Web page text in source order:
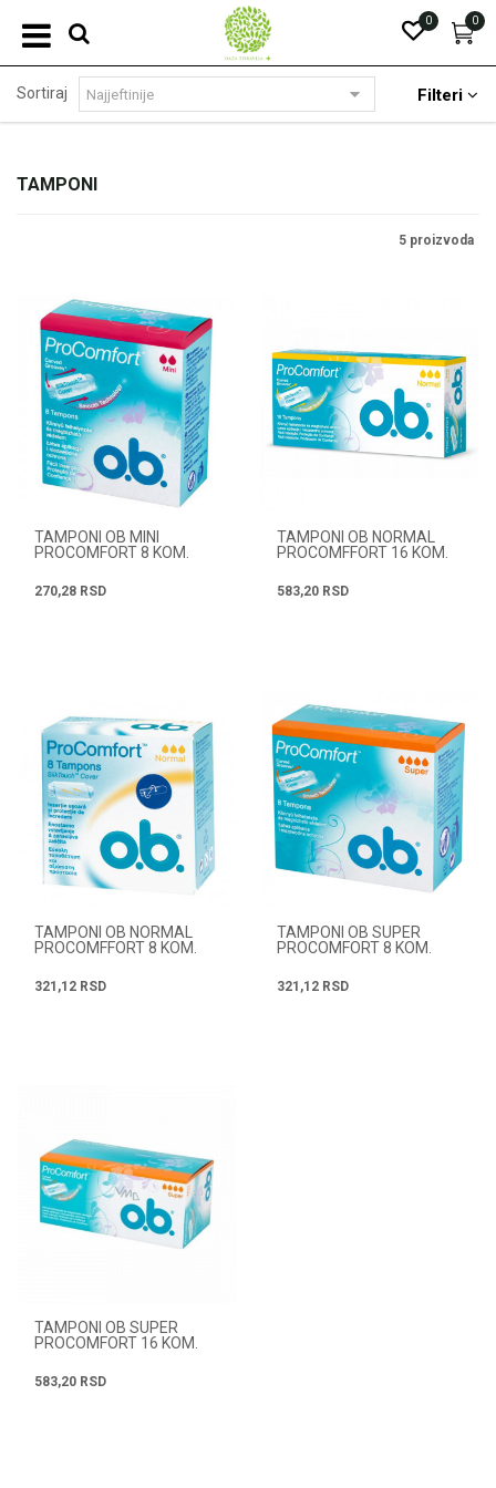
0
0
TAMPONI
Sortiraj Filteri
5 proizvoda
TAMPONI OB MINI
PROCOMFORT 8 KOM.
270,28 RSD
TAMPONI OB NORMAL
PROCOMFFORT 16 KOM.
583,20 RSD
TAMPONI OB NORMAL
PROCOMFFORT 8 KOM.
321,12 RSD
TAMPONI OB SUPER
PROCOMFORT 8 KOM.
321,12 RSD
TAMPONI OB SUPER
PROCOMFORT 16 KOM.
583,20 RSD